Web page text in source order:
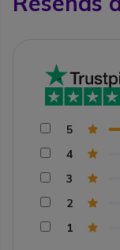
5
4
3
2
1